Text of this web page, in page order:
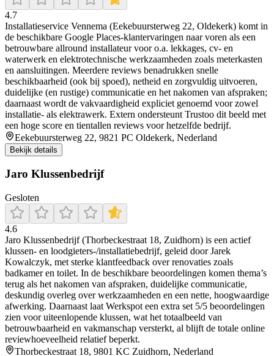
4.7
Installatieservice Vennema (Eekebuursterweg 22, Oldekerk) komt in
de beschikbare Google Places-klantervaringen naar voren als een
betrouwbare allround installateur voor o.a. lekkages, cv- en
waterwerk en elektrotechnische werkzaamheden zoals meterkasten
en aansluitingen. Meerdere reviews benadrukken snelle
beschikbaarheid (ook bij spoed), netheid en zorgvuldig uitvoeren,
duidelijke (en rustige) communicatie en het nakomen van afspraken;
daarnaast wordt de vakvaardigheid expliciet genoemd voor zowel
installatie- als elektrawerk. Extern ondersteunt Trustoo dit beeld met
een hoge score en tientallen reviews voor hetzelfde bedrijf.
Eekebuursterweg 22, 9821 PC Oldekerk, Nederland
Bekijk details
Jaro Klussenbedrijf
Gesloten
4.6
Jaro Klussenbedrijf (Thorbeckestraat 18, Zuidhorn) is een actief
klussen- en loodgieters-/installatiebedrijf, geleid door Jarek
Kowalczyk, met sterke klantfeedback over renovaties zoals
badkamer en toilet. In de beschikbare beoordelingen komen thema’s
terug als het nakomen van afspraken, duidelijke communicatie,
deskundig overleg over werkzaamheden en een nette, hoogwaardige
afwerking. Daarnaast laat Werkspot een extra set 5/5 beoordelingen
zien voor uiteenlopende klussen, wat het totaalbeeld van
betrouwbaarheid en vakmanschap versterkt, al blijft de totale online
reviewhoeveelheid relatief beperkt.
Thorbeckestraat 18, 9801 KC Zuidhorn, Nederland